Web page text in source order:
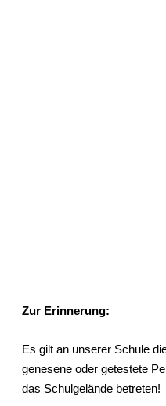
Zur Erinnerung:
Es gilt an unserer Schule
genesene oder getestete
das Schulgelände betreten!